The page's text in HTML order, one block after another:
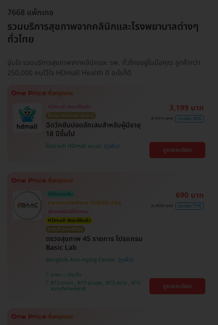
7668 แพ็กเกจ
รวมบริการสุขภาพจากคลินิกและโรงพยาบาลต่างๆ
ทั่วไทย
อุ่นใจ รวมบริการสุขภาพจากคลินิกและ รพ. ทั่วไทยอยู่ในมือคุณ ลูกค้ากว่า
250,000 คนไว้ใจ HDmall Health ดี อะไรก็ดี
HDmall คัดมาให้แล้ว
ซื้อกับ HDmall คุ้มชัวร์
ฉีดวัคซีนปอดอักเสบสำหรับผู้มีอายุ
18 ปีขึ้นไป
โปรขายดี! HDmall แนะนำ
3,199 บาท
4,911 บาท ประหยัด 35%
ดูรายละเอียด
ใส่โค้ดลดเพิ่ม
สาขาบางนาปิดทำการ 10/8/69 (1วัน)
เลือกคลินิกได้ทั่วกทม.
HDmall คัดมาให้แล้ว
การันตี ราคาดีที่สุด
ตรวจสุขภาพ 45 รายการ โปรแกรม
Basic Lab
Bangkok Anti-Aging Center
บางนา , ปทุมวัน
BTS บางนา , BTS อุดมสุข , BTS สยาม , BTS
สนามกีฬาแห่งชาติ
690 บาท
2,400 บาท ประหยัด 71%
ดูรายละเอียด